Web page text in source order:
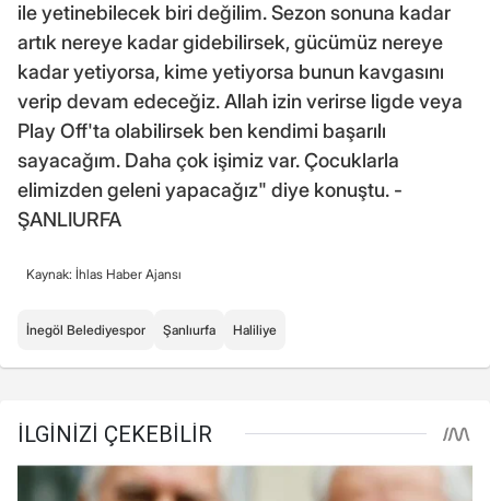
ile yetinebilecek biri değilim. Sezon sonuna kadar
artık nereye kadar gidebilirsek, gücümüz nereye
kadar yetiyorsa, kime yetiyorsa bunun kavgasını
verip devam edeceğiz. Allah izin verirse ligde veya
Play Off'ta olabilirsek ben kendimi başarılı
sayacağım. Daha çok işimiz var. Çocuklarla
elimizden geleni yapacağız" diye konuştu. -
ŞANLIURFA
Kaynak: İhlas Haber Ajansı
İnegöl Belediyespor Şanlıurfa Haliliye